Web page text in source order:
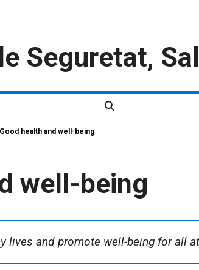
Seguretat,
Good health and well-being
well-being
lives and promote well-being for all